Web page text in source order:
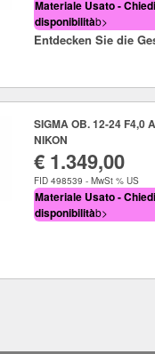
Materiale Usato -
disponibilitàb>
Entdecken Sie die
SIGMA OB. 12-24 F4,0
NIKON
€ 1.349,00
FID 498539 - MwSt % US
Materiale Usato -
disponibilitàb>